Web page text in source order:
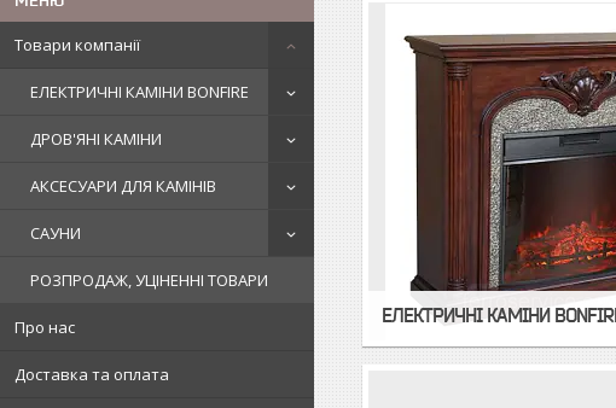
Товари компанії
ЕЛЕКТРИЧНІ КАМІНИ BONFIRE
ДРОВ'ЯНІ КАМІНИ
АКСЕСУАРИ ДЛЯ КАМІНІВ
САУНИ
РОЗПРОДАЖ, УЦІНЕННІ ТОВАРИ
Про нас
Доставка та оплата
ЕЛЕКТРИЧНІ КАМІНИ